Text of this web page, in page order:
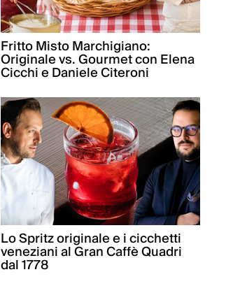
Fritto Misto Marchigiano:
Originale vs. Gourmet con Elena
Cicchi e Daniele Citeroni
Lo Spritz originale e i cicchetti
veneziani al Gran Caffè Quadri
dal 1778